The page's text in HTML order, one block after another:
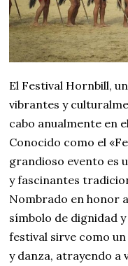
El Festival Hornbill,
vibrantes y
cabo anualmente en
Conocido como el
grandioso evento es
y fascinantes
Nombrado en honor
símbolo de dignidad
festival sirve como
y danza, atrayendo a